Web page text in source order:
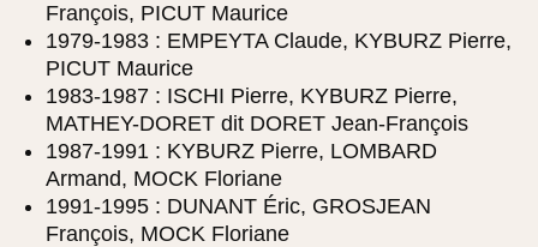
François, PICUT Maurice
1979-1983 : EMPEYTA Claude, KYBURZ Pierre,
PICUT Maurice
1983-1987 : ISCHI Pierre, KYBURZ Pierre,
MATHEY-DORET dit DORET Jean-François
1987-1991 : KYBURZ Pierre, LOMBARD
Armand, MOCK Floriane
1991-1995 : DUNANT Éric, GROSJEAN
François, MOCK Floriane